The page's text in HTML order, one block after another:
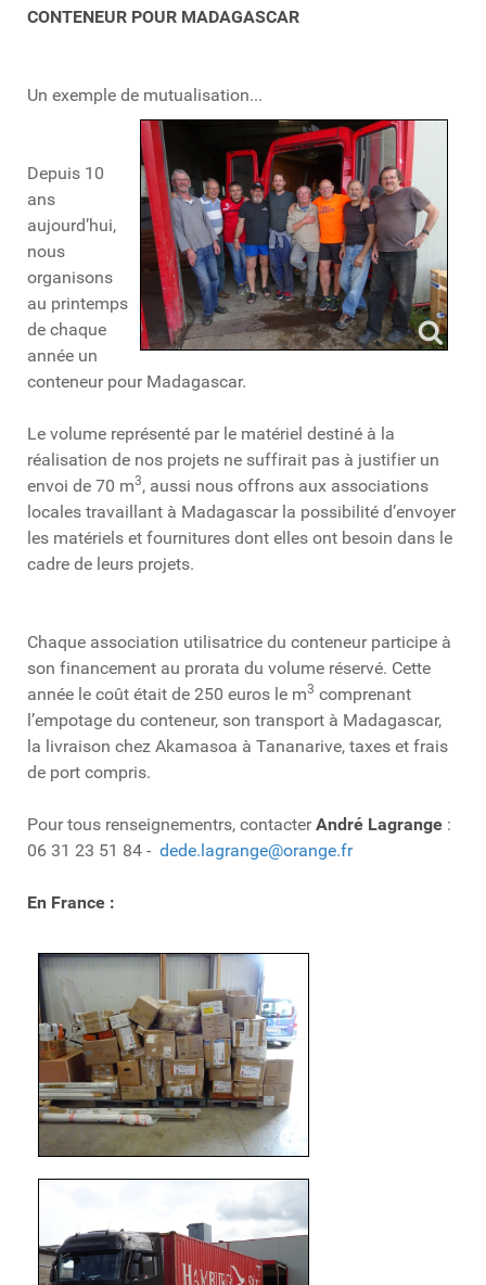
CONTENEUR POUR MADAGASCAR
Un exemple de mutualisation...
Depuis 10
ans
aujourd’hui,
nous
organisons
au printemps
de chaque
année un
conteneur pour Madagascar.
Le volume représenté par le matériel destiné à la
réalisation de nos projets ne suffirait pas à justifier un
envoi de 70 m3, aussi nous offrons aux associations
locales travaillant à Madagascar la possibilité d’envoyer
les matériels et fournitures dont elles ont besoin dans le
cadre de leurs projets.
Chaque association utilisatrice du conteneur participe à
son financement au prorata du volume réservé. Cette
année le coût était de 250 euros le m3 comprenant
l’empotage du conteneur, son transport à Madagascar,
la livraison chez Akamasoa à Tananarive, taxes et frais
de port compris.
Pour tous renseignementrs, contacterAndré Lagrange :
06 31 23 51 84 - dede.lagrange@orange.fr
En France :